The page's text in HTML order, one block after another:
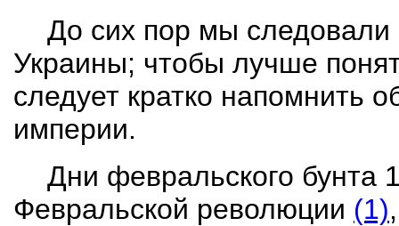
До сих пор мы
Украины; чтобы лучше
следует кратко напомнить
империи.
Дни февральского бунта
Февральской революции (1)